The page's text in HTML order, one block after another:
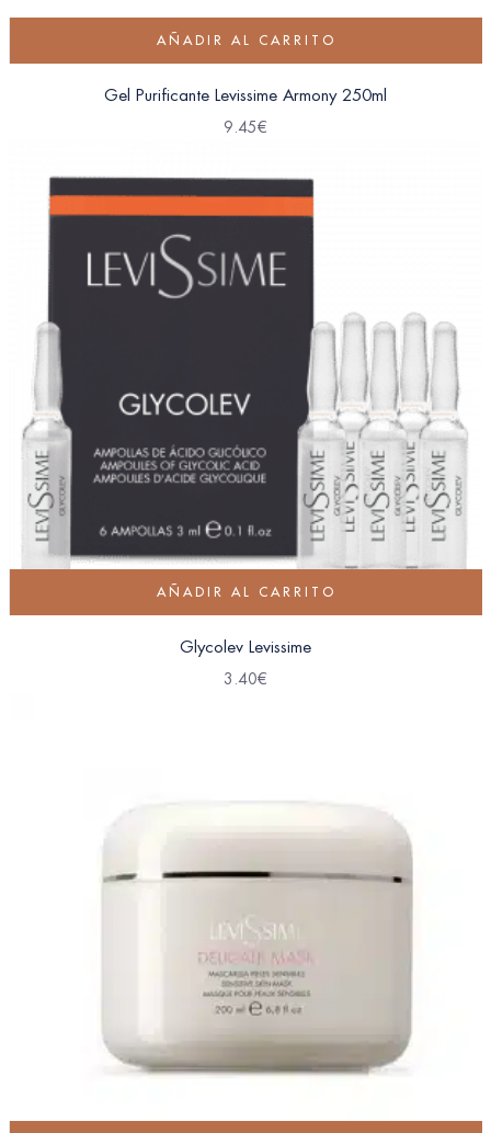
AÑADIR AL CARRITO
Gel Purificante Levissime Armony 250ml
9.45€
AÑADIR AL CARRITO
Glycolev Levissime
3.40€